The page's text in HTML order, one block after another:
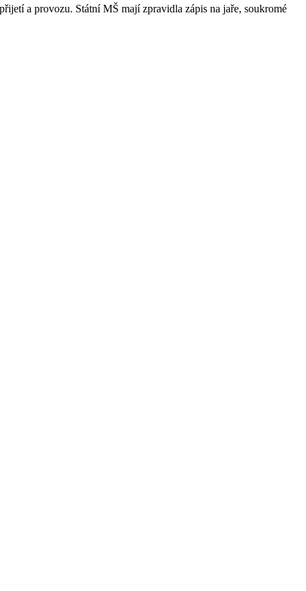
a provozu. Státní MŠ mají zpravidla zápis na jaře, soukromé